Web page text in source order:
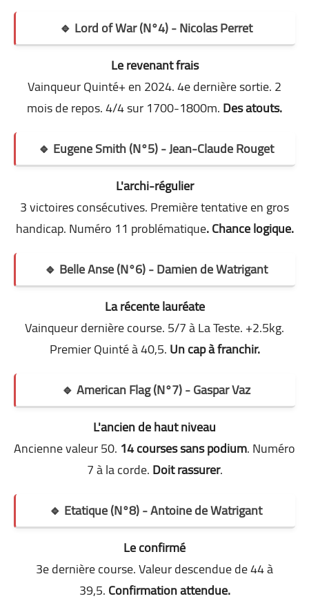
🔹 Lord of War (N°4) - Nicolas Perret
Le revenant frais
Vainqueur Quinté+ en 2024. 4e dernière sortie. 2
mois de repos. 4/4 sur 1700-1800m.Des atouts.
🔹 Eugene Smith (N°5) - Jean-Claude Rouget
L'archi-régulier
3 victoires consécutives. Première tentative en gros
handicap. Numéro 11 problématique. Chance logique.
🔹 Belle Anse (N°6) - Damien de Watrigant
La récente lauréate
Vainqueur dernière course. 5/7 à La Teste. +2.5kg.
Premier Quinté à 40,5.Un cap à franchir.
🔹 American Flag (N°7) - Gaspar Vaz
L'ancien de haut niveau
Ancienne valeur 50. 14 courses sans podium. Numéro
7 à la corde.Doit rassurer.
🔹 Etatique (N°8) - Antoine de Watrigant
Le confirmé
3e dernière course. Valeur descendue de 44 à
39,5.Confirmation attendue.